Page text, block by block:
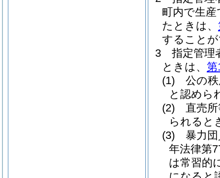
町内で生
たときは、
すること
3
指定管理
ときは、 第
(1)
公の
と認めら
(2)
直売
られると
(3)
暴力
年法律第
は常習的